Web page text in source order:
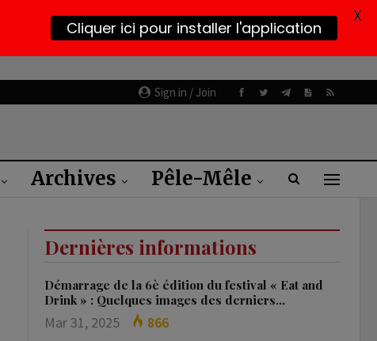
Sign in / Join
Archives Pêle-Mêle
Dernières informations
Démarrage de la 6è édition du festival « Eat and
Drink » : Quelques images des derniers…
Mar 31, 2025 866
Cliquer ici pour installer l'application X